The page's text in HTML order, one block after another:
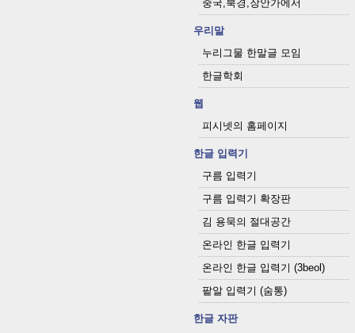
중국,북경,장안가에서
우리말
누리그물 한말글 모임
한글학회
웹
피시넷의 홈페이지
한글 입력기
구름 입력기
구름 입력기 확장판
김 용묵의 절대공간
온라인 한글 입력기
온라인 한글 입력기 (3beol)
팥알 입력기 (숨통)
한글 자판